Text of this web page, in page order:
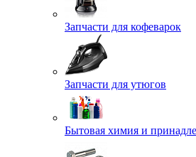
Запчасти для кофеварок
Запчасти для утюгов
Бытовая химия и